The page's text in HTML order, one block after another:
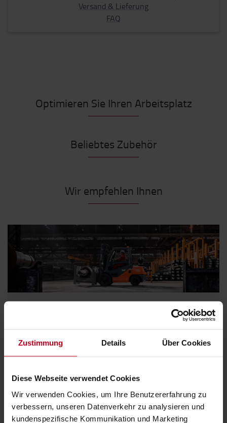
Zustimmung Details Über Cookies
Diese Webseite verwendet Cookies
Wir verwenden Cookies, um Ihre Benutzererfahrung zu
verbessern, unseren Datenverkehr zu analysieren und
kundenspezifische Kommunikation und Marketing
Versand & Lieferung
FAQ
Optimieren Sie Ihren Arbeitsplatz
Beliebtes Zubehör
Wir empfehlen Ihnen
Sicherheit geht vor, immer
gekümmert.